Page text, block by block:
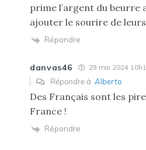
prime l’argent du beurre
ajouter le sourire de
Répondre
danvas46 29 mai 2024
Répondre à Alberto
Des Français sont les
France !
Répondre